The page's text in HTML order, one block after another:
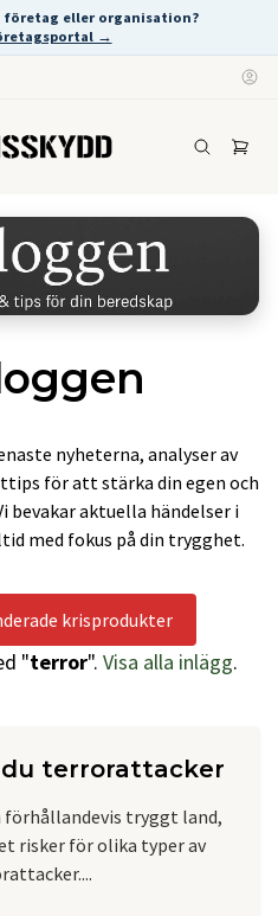
företag eller organisation?
→
nyheterna, analyser av
för att stärka din egen och
bevakar aktuella händelser i
med fokus på din trygghet.
krisprodukter
"terror". Visa alla inlägg.
terrorattacker
förhållandevis tryggt land,
risker för olika typer av